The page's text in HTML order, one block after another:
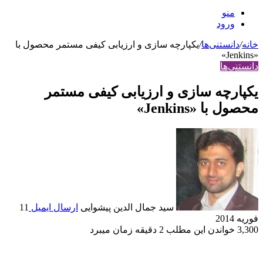
منو
ورود
خانه/دانستنی‌ها/یکپارچه سازی و ارزیابی کیفی مستمر محصول با
«Jenkins»
دانستنی‌ها
یکپارچه سازی و ارزیابی کیفی مستمر
محصول با «Jenkins»
سید جمال الدین پیشوایی ارسال ایمیل 11
فوریه 2014
3,300 خواندن این مطلب 2 دقیقه زمان می‎برد